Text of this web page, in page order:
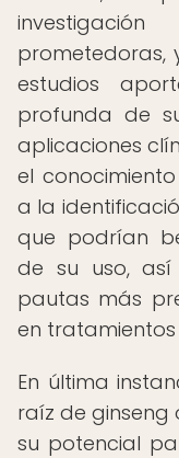
prometedoras,
estudios
profunda de
aplicaciones
el
a la
que podrían
de su uso,
pautas más
en
En última
raíz de ginseng
su potencial